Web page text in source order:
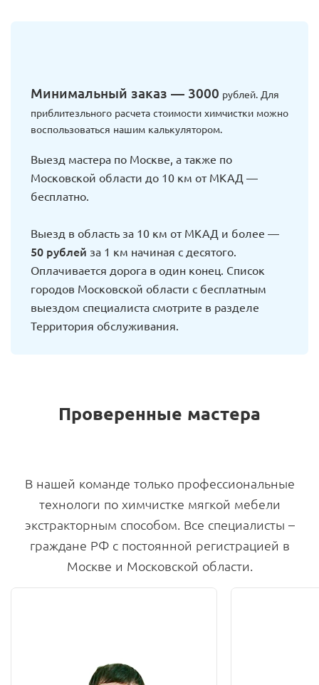
Минимальный заказ — 3000 рублей. Для
приблитезльного расчета стоимости химчистки можно
воспользоваться нашим калькулятором.
Выезд мастера по Москве, а также по
Московской области до 10 км от МКАД —
бесплатно.
Выезд в область за 10 км от МКАД и более —
50 рублей за 1 км начиная с десятого.
Оплачивается дорога в один конец. Список
городов Московской области с бесплатным
выездом специалиста смотрите в разделе
Территория обслуживания.
Проверенные мастера
В нашей команде только профессиональные
технологи по химчистке мягкой мебели
экстракторным способом. Все специалисты –
граждане РФ с постоянной регистрацией в
Москве и Московской области.